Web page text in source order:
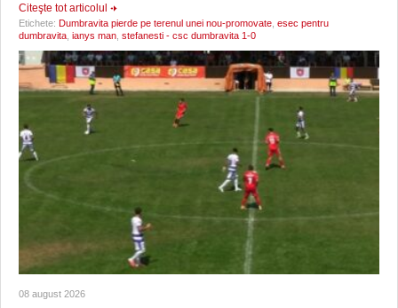
Citeşte tot articolul
Etichete: Dumbravita pierde pe terenul unei nou-promovate esec pentru
dumbravita ianys man stefanesti - csc dumbravita 1-0
08 august 2026